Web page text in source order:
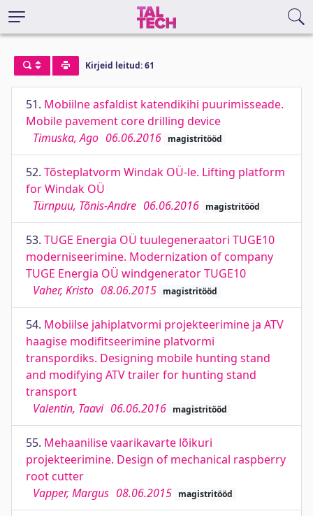
Kirjeid leitud: 61
51. Mobiilne asfaldist katendikihi puurimisseade.
Mobile pavement core drilling device
Timuska, Ago 06.06.2016 magistritööd
52. Tõsteplatvorm Windak OÜ-le. Lifting platform
for Windak OÜ
Türnpuu, Tõnis-Andre 06.06.2016 magistritööd
53. TUGE Energia OÜ tuulegeneraatori TUGE10
moderniseerimine. Modernization of company
TUGE Energia OÜ windgenerator TUGE10
Vaher, Kristo 08.06.2015 magistritööd
54. Mobiilse jahiplatvormi projekteerimine ja ATV
haagise modifitseerimine platvormi
transpordiks. Designing mobile hunting stand
and modifying ATV trailer for hunting stand
transport
Valentin, Taavi 06.06.2016 magistritööd
55. Mehaanilise vaarikavarte lõikuri
projekteerimine. Design of mechanical raspberry
root cutter
Vapper, Margus 08.06.2015 magistritööd